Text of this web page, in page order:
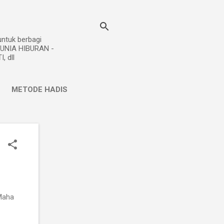
berbagi
HIBURAN -
dll
METODE HADIS